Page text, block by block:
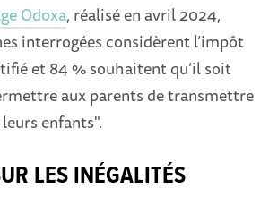
Odoxa, réalisé en avril 2024,
interrogées considèrent l’impôt
et 84 % souhaitent qu’il soit
aux parents de transmettre
enfants".
LES INÉGALITÉS